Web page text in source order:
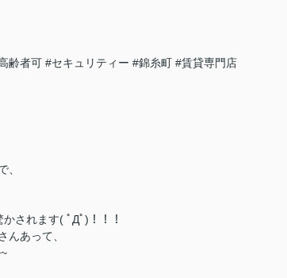
齢者可 #セキュリティー #錦糸町 #賃貸専門店
、
されます( ﾟДﾟ)！！！
んあって、